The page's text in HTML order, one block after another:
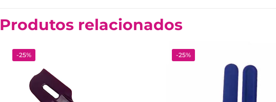
Produtos relacionados
-25% -25%